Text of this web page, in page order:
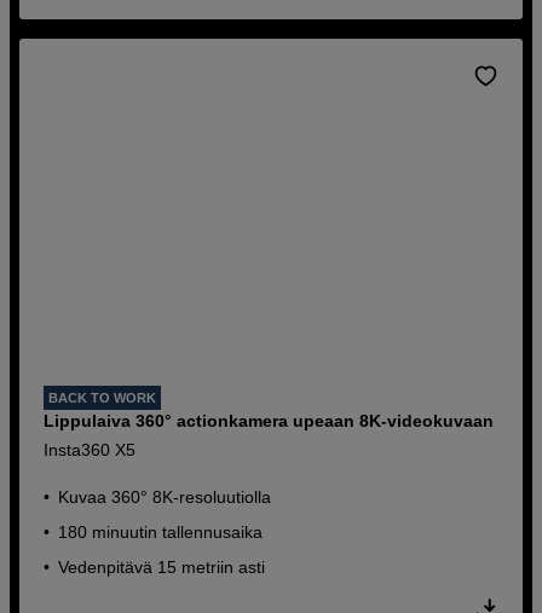
BACK TO WORK
Lippulaiva 360° actionkamera upeaan 8K-videokuvaan
Insta360 X5
Kuvaa 360° 8K-resoluutiolla
180 minuutin tallennusaika
Vedenpitävä 15 metriin asti